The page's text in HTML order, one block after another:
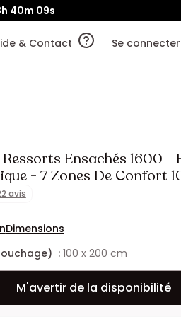
40m 07s
& Contact Se connecter
Ensachés 1600 -
- 7 Zones De Confort
avis
Dimensions
: 100 x 200 cm
M'avertir de la disponibilité